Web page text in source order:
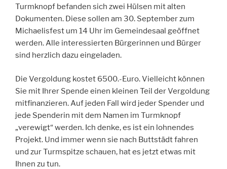
Turmknopf befanden sich zwei Hülsen mit alten
Dokumenten. Diese sollen am 30. September zum
Michaelisfest um 14 Uhr im Gemeindesaal geöffnet
werden. Alle interessierten Bürgerinnen und Bürger
sind herzlich dazu eingeladen.
Die Vergoldung kostet 6500.-Euro. Vielleicht können
Sie mit Ihrer Spende einen kleinen Teil der Vergoldung
mitfinanzieren. Auf jeden Fall wird jeder Spender und
jede Spenderin mit dem Namen im Turmknopf
„verewigt“ werden. Ich denke, es ist ein lohnendes
Projekt. Und immer wenn sie nach Buttstädt fahren
und zur Turmspitze schauen, hat es jetzt etwas mit
Ihnen zu tun.